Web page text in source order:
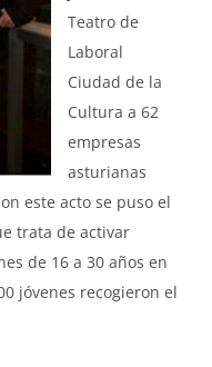
Teatro de
Laboral
Ciudad de la
Cultura a 62
empresas
asturianas
este acto se puso el
trata de activar
de 16 a 30 años en
jóvenes recogieron el